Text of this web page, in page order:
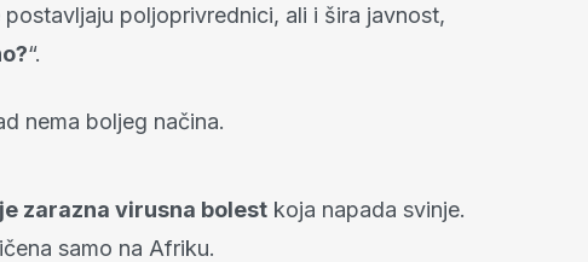
poljoprivrednici, ali i šira javnost,
“.
nema boljeg načina.
zarazna virusna bolest koja napada svinje.
samo na Afriku.